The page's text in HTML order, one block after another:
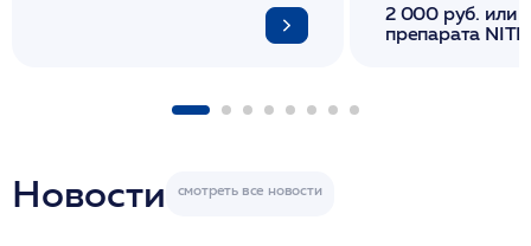
2 000 руб. или
препарата
Новости